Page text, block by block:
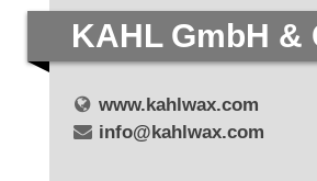
KAHL GmbH &
www.kahlwax.com
info@kahlwax.com